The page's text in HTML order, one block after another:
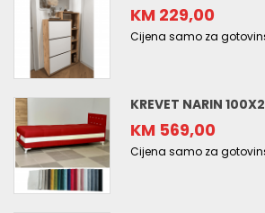
KM 229,00
Cijena samo za
KREVET NARIN
KM 569,00
Cijena samo za